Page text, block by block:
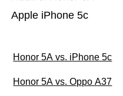
Apple iPhone 5c
Honor 5A vs. iPhone 5c
Honor 5A vs. Oppo A37